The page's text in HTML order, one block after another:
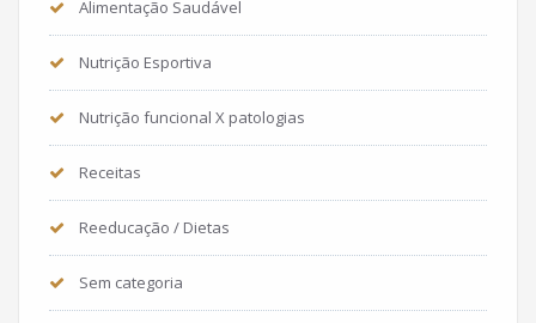
Alimentação Saudável
Nutrição Esportiva
Nutrição funcional X patologias
Receitas
Reeducação / Dietas
Sem categoria